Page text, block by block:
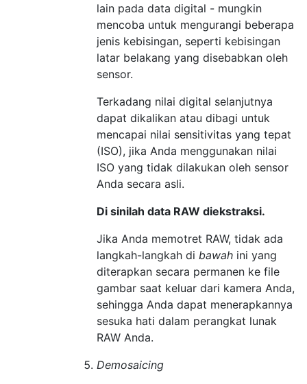
lain pada data digital - mungkin
mencoba untuk mengurangi beberapa
jenis kebisingan, seperti kebisingan
latar belakang yang disebabkan oleh
sensor.
Terkadang nilai digital selanjutnya
dapat dikalikan atau dibagi untuk
mencapai nilai sensitivitas yang tepat
(ISO), jika Anda menggunakan nilai
ISO yang tidak dilakukan oleh sensor
Anda secara asli.
Di sinilah data RAW diekstraksi.
Jika Anda memotret RAW, tidak ada
langkah-langkah di bawah ini yang
diterapkan secara permanen ke file
gambar saat keluar dari kamera Anda,
sehingga Anda dapat menerapkannya
sesuka hati dalam perangkat lunak
RAW Anda.
Demosaicing